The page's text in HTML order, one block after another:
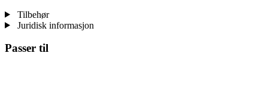
Tilbehør
Juridisk informasjon
Passer til